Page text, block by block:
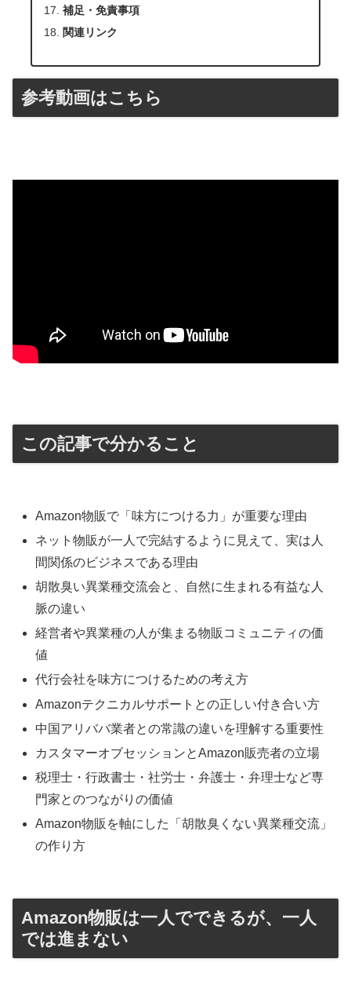
補足・免責事項
関連リンク
参考動画はこちら
この記事で分かること
Amazon物販で「味方につける力」が重要な理由
ネット物販が一人で完結するように見えて、実は人
間関係のビジネスである理由
胡散臭い異業種交流会と、自然に生まれる有益な人
脈の違い
経営者や異業種の人が集まる物販コミュニティの価
値
代行会社を味方につけるための考え方
Amazonテクニカルサポートとの正しい付き合い方
中国アリババ業者との常識の違いを理解する重要性
カスタマーオブセッションとAmazon販売者の立場
税理士・行政書士・社労士・弁護士・弁理士など専
門家とのつながりの価値
Amazon物販を軸にした「胡散臭くない異業種交流」
の作り方
Amazon物販は一人でできるが、一人
では進まない